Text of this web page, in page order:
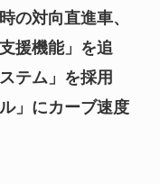
の対向直進車、
援機能」を追
テム」を採用
」にカーブ速度